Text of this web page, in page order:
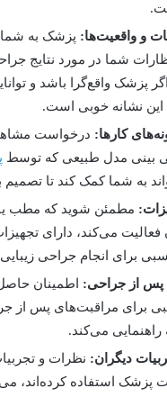
و واقعیت‌ها: پزشک به شما
شما در مورد نتایج
پزشک واقع‌گرا باشد و
این نشانه خوبی است.
کارها: درخواست
بینی مدل طبیعی که توسط
به شما کمک کند تا تصمیم
مطمئن شوید که مطب یا
می‌کند، دارای
برای انجام جراحی
پس از جراحی: اطمینان
برای مراقبت‌های پس از
راهنمایی می‌کند.
دیگران: نظرات و
پزشک استفاده کرده‌اند،